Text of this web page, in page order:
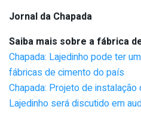
Jornal da Chapada
Saiba mais sobre a fábrica
Chapada: Lajedinho pode ter
fábricas de cimento do país
Chapada: Projeto de
Lajedinho será discutido em